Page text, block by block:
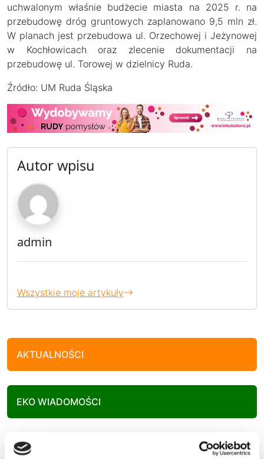
uchwalonym właśnie budżecie miasta na 2025 r. na
przebudowę dróg gruntowych zaplanowano 9,5 mln zł.
W planach jest przebudowa ul. Orzechowej i Jeżynowej
w Kochłowicach oraz zlecenie dokumentacji na
przebudowę ul. Torowej w dzielnicy Ruda.
Źródło: UM Ruda Śląska
Autor wpisu
admin
Wszystkie moje artykuły
AKTUALNOŚCI
EKO WIADOMOŚCI
KULTURA